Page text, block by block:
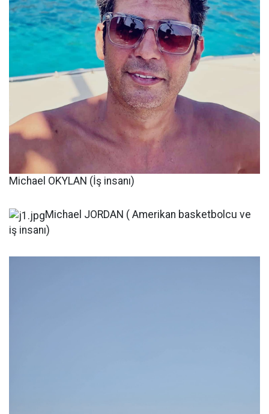
Michael OKYLAN (İş insanı)
Michael JORDAN ( Amerikan basketbolcu ve
iş insanı)